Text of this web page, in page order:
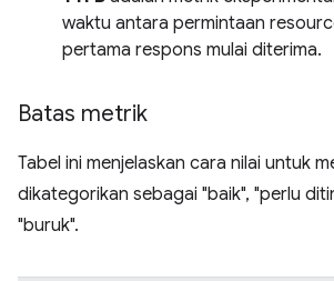
waktu antara permintaan
pertama respons mulai diterima.
Batas metrik
Tabel ini menjelaskan cara nilai untuk
dikategorikan sebagai "baik", "perlu
"buruk".